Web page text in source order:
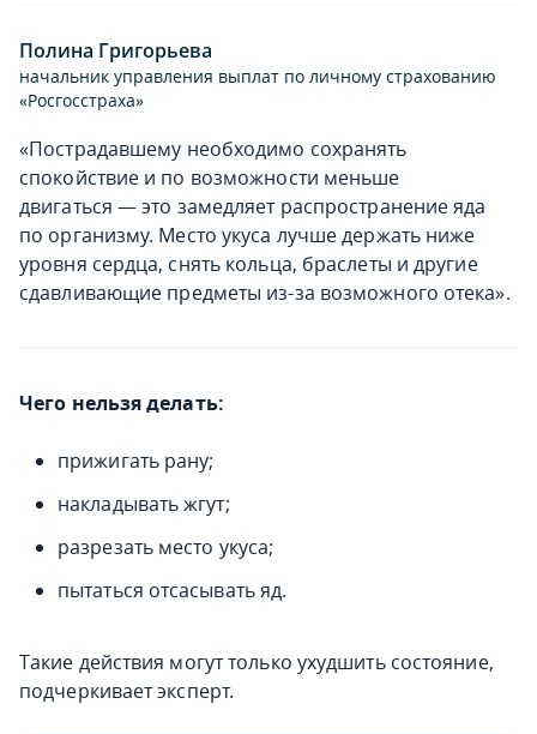
Полина Григорьева
начальник управления выплат по личному страхованию
«Росгосстраха»
«Пострадавшему необходимо сохранять
спокойствие и по возможности меньше
двигаться — это замедляет распространение яда
по организму. Место укуса лучше держать ниже
уровня сердца, снять кольца, браслеты и другие
сдавливающие предметы из-за возможного отека».
Чего нельзя делать:
прижигать рану;
накладывать жгут;
разрезать место укуса;
пытаться отсасывать яд.
Такие действия могут только ухудшить состояние,
подчеркивает эксперт.